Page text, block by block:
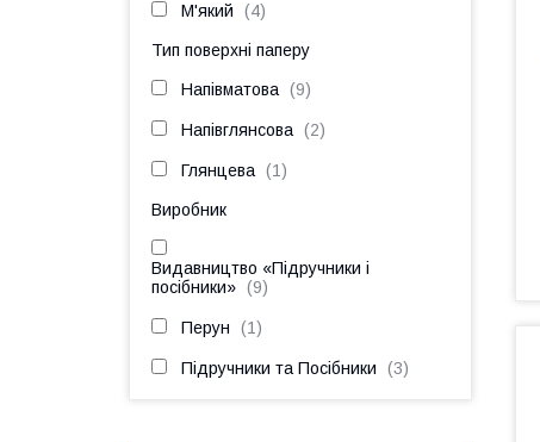
М'який 4
Тип поверхні паперу
Напівматова 9
Напівглянсова 2
Глянцева 1
Виробник
Видавництво «Підручники і
посібники»
9
Перун 1
Підручники та Посібники 3